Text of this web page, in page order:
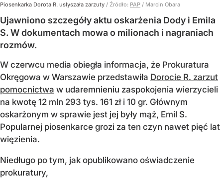
Piosenkarka Dorota R. usłyszała zarzuty / Źródło: PAP / Marcin Obara
Ujawniono szczegóły aktu oskarżenia Dody i Emila
S. W dokumentach mowa o milionach i nagraniach
rozmów.
W czerwcu media obiegła informacja, że Prokuratura
Okręgowa w Warszawie przedstawiła Dorocie R. zarzut
pomocnictwa w udaremnieniu zaspokojenia wierzycieli
na kwotę 12 mln 293 tys. 161 zł i 10 gr. Głównym
oskarżonym w sprawie jest jej były mąż, Emil S.
Popularnej piosenkarce grozi za ten czyn nawet pięć lat
więzienia.
Niedługo po tym, jak opublikowano oświadczenie
prokuratury,